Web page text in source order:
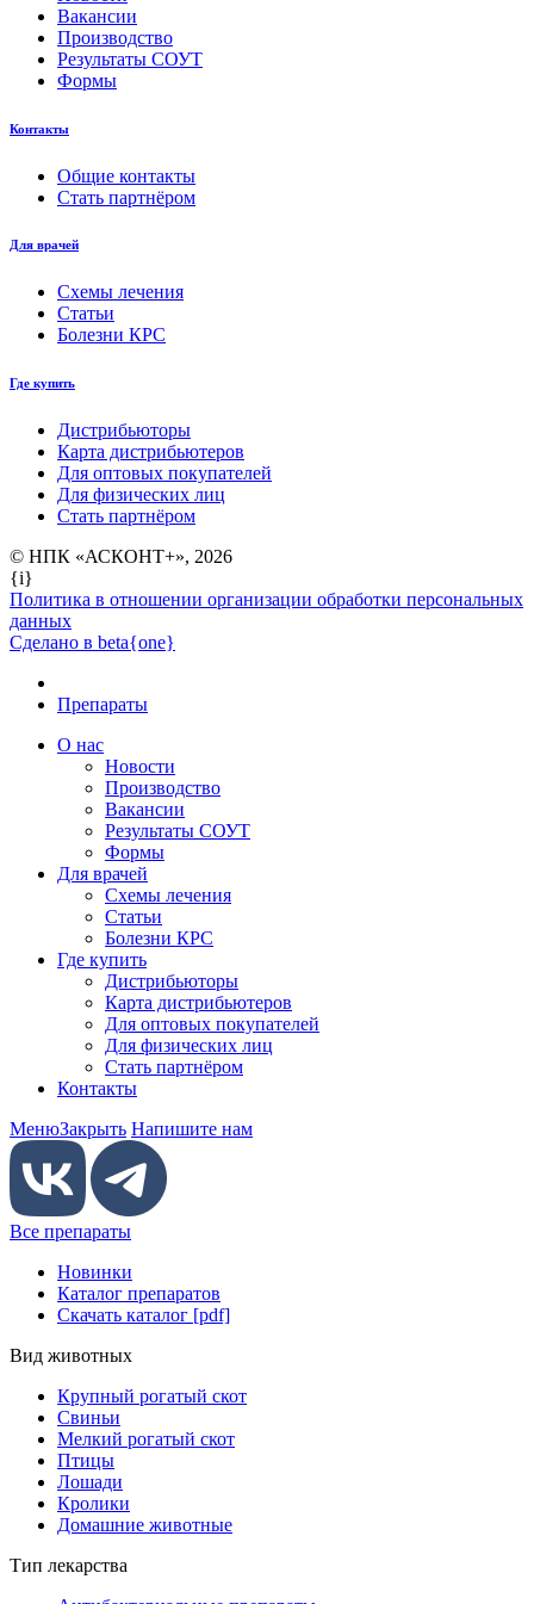
Вакансии
Производство
Результаты СОУТ
Формы
Контакты
Общие контакты
Стать партнёром
Для врачей
Схемы лечения
Статьи
Болезни КРС
Где купить
Дистрибьюторы
Карта дистрибьютеров
Для оптовых покупателей
Для физических лиц
Стать партнёром
© НПК «АСКОНТ+», 2026
{i}
Политика в отношении организации обработки персональных
данных
Сделано в beta{one}
Препараты
О нас
Новости
Производство
Вакансии
Результаты СОУТ
Формы
Для врачей
Схемы лечения
Статьи
Болезни КРС
Где купить
Дистрибьюторы
Карта дистрибьютеров
Для оптовых покупателей
Для физических лиц
Стать партнёром
Контакты
МенюЗакрыть Напишите нам
Все препараты
Новинки
Каталог препаратов
Скачать каталог [pdf]
Вид животных
Крупный рогатый скот
Свиньи
Мелкий рогатый скот
Птицы
Лошади
Кролики
Домашние животные
Тип лекарства